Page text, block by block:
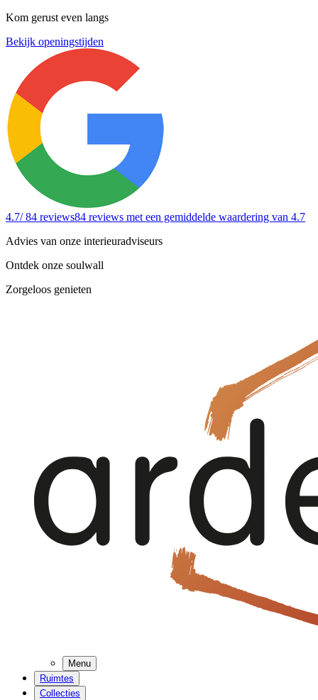
Kom gerust even langs
Bekijk openingstijden
4.7/ 84 reviews84 reviews met een gemiddelde waardering van 4.7
Advies van onze interieuradviseurs
Ontdek onze soulwall
Zorgeloos genieten
Menu
Ruimtes
Collecties